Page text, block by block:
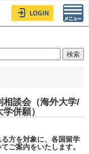
相談会（海外大学/
併願）
方を対象に、各国留学
ご案内をいたします。